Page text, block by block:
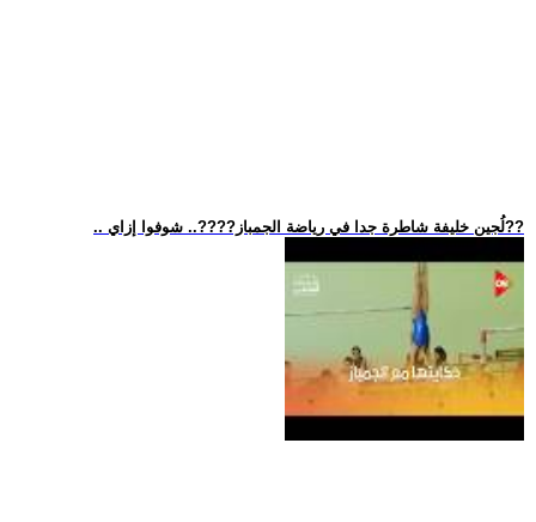
.. لُجين خليفة شاطرة جدا في رياضة الجمباز??‍??.. شوفوا إزاي??